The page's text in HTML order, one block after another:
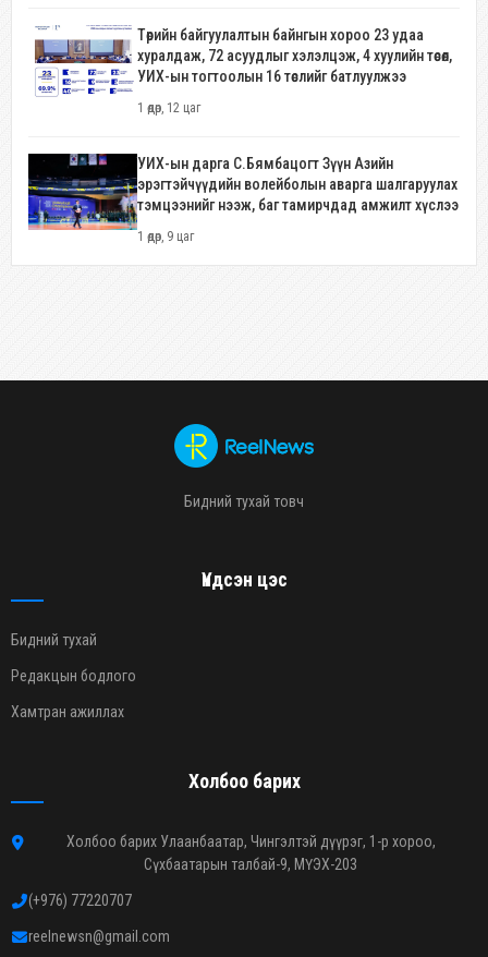
Төрийн байгуулалтын байнгын хороо 23 удаа
хуралдаж, 72 асуудлыг хэлэлцэж, 4 хуулийн төсөл,
УИХ-ын тогтоолын 16 төслийг батлуулжээ
1 өдөр, 12 цаг
УИХ-ын дарга С.Бямбацогт Зүүн Азийн
эрэгтэйчүүдийн волейболын аварга шалгаруулах
тэмцээнийг нээж, баг тамирчдад амжилт хүслээ
1 өдөр, 9 цаг
Бидний тухай товч
Үндсэн цэс
Бидний тухай
Редакцын бодлого
Хамтран ажиллах
Холбоо барих
Холбоо барих Улаанбаатар, Чингэлтэй дүүрэг, 1-р хороо,
Сүхбаатарын талбай-9, МҮЭХ-203
(+976) 77220707
reelnewsn@gmail.com